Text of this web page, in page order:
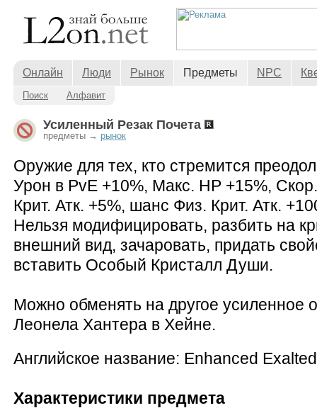
Онлайн Люди Рынок Предметы NPC
Поиск Алфавит
Усиленный Резак Почета
предметы → рынок
Оружие для тех, кто стремится
Урон в PvE +10%, Макс. HP +15%,
Крит. Атк. +5%, шанс Физ. Крит. Атк.
Нельзя модифицировать, разбить на
внешний вид, зачаровать, придать
вставить Особый Кристалл Души.
Можно обменять на другое усиленное
Леонела Хантера в Хейне.
Английское название: Enhanced
Характеристики предмета